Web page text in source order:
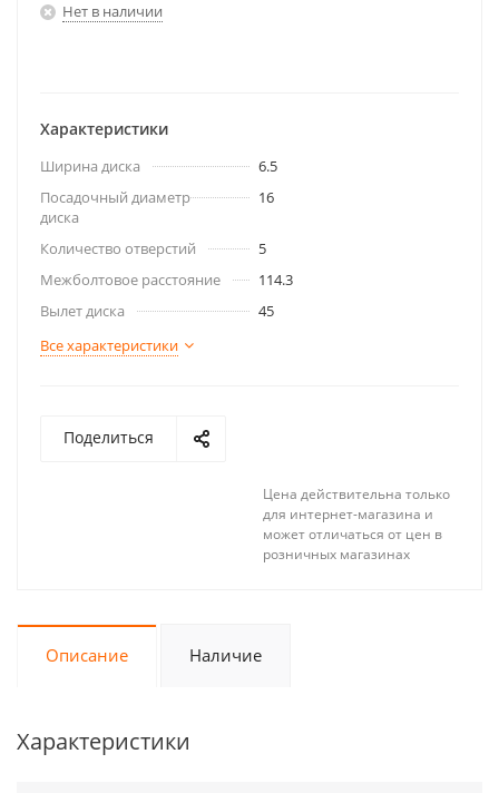
Нет в наличии
Характеристики
Ширина диска
6.5
Посадочный диаметр
диска
16
Количество отверстий
5
Межболтовое расстояние
114.3
Вылет диска
45
Все характеристики
Поделиться
Цена действительна только
для интернет-магазина и
может отличаться от цен в
розничных магазинах
Описание Наличие
Характеристики